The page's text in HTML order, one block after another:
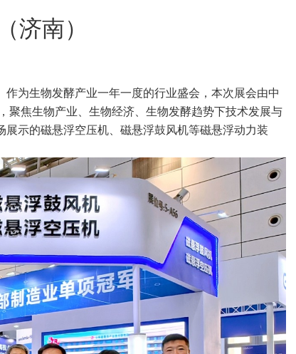
南）
为生物发酵产业一年一度的行业盛会，本次展会由中
聚焦生物产业、生物经济、生物发酵趋势下技术发展与
示的磁悬浮空压机、磁悬浮鼓风机等磁悬浮动力装